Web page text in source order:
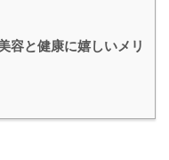
容と健康に嬉しいメリ